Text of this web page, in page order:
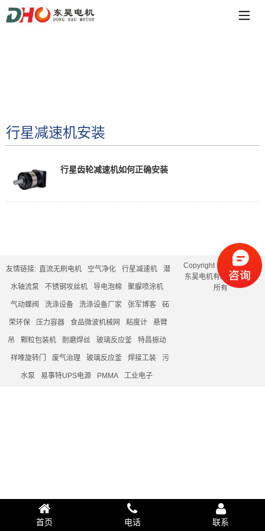
行星减速机安装
行星齿轮减速机如何正确安装
友情链接: 直流无刷电机 空气净化 行星减速机 潜
水轴流泵 不锈钢攻丝机 导电泡棉 聚脲喷涂机
气动蝶阀 洗涤设备 洗涤设备厂家 张军博客 砳
荣环保 压力容器 食品微波机械网 粘度计 悬臂
吊 颗粒包装机 耐磨焊丝 玻璃反应釜 特昌振动
祥唯旋转门 废气治理 玻璃反应釜 焊接工装 污
水泵 易事特UPS电源 PMMA 工业电子
Copyright @ 2019 东莞
东昊电机有限公司 版权
所有
首页 电话 联系